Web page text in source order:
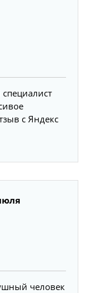
с Яндекс
человек